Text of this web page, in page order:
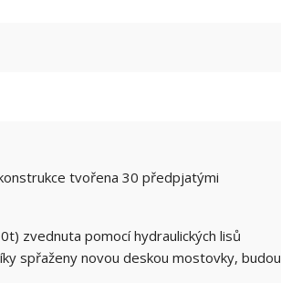
tvořena 30 předpjatými
zvednuta pomocí hydraulických lisů
spřaženy novou deskou mostovky, budou